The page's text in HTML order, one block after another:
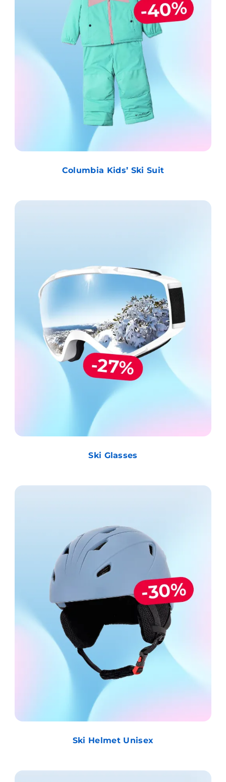
Columbia Kids’ Ski Suit
Ski Glasses
Ski Helmet Unisex